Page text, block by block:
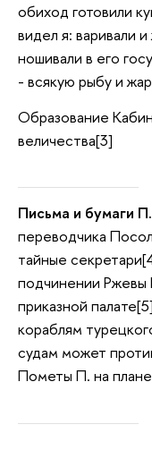
обиход готовили
видел я: варивали
ношивали в его
- всякую рыбу и
Образование
величества[3]
Письма и бумаги П.
переводчика
тайные
подчинении
приказной
кораблям
судам может
Пометы П. на